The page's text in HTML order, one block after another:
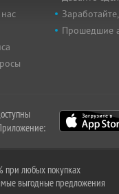
Прошедшие
при любых покупках
выгодные предложения